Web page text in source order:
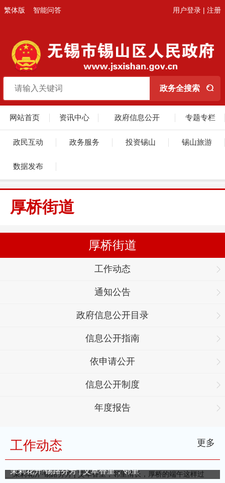
繁体版 智能问答 用户登录 | 注册
网站首页 资讯中心 政府信息公开 专题专栏
政民互动 政务服务 投资锡山 锡山旅游
数据发布
厚桥街道
厚桥街道
工作动态
通知公告
政府信息公开目录
信息公开指南
依申请公开
信息公开制度
年度报告
工作动态 更多
茉莉花开·锡路芬芳 | 艾草香里，邻里